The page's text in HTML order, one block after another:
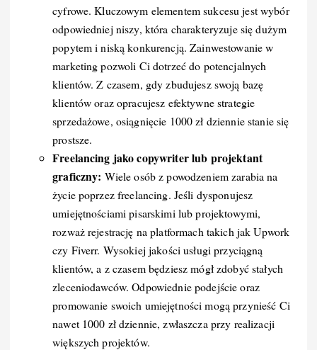
cyfrowe. Kluczowym elementem sukcesu jest wybór
odpowiedniej niszy, która charakteryzuje się dużym
popytem i niską konkurencją. Zainwestowanie w
marketing pozwoli Ci dotrzeć do potencjalnych
klientów. Z czasem, gdy zbudujesz swoją bazę
klientów oraz opracujesz efektywne strategie
sprzedażowe, osiągnięcie 1000 zł dziennie stanie się
prostsze.
Freelancing jako copywriter lub projektant
graficzny: Wiele osób z powodzeniem zarabia na
życie poprzez freelancing. Jeśli dysponujesz
umiejętnościami pisarskimi lub projektowymi,
rozważ rejestrację na platformach takich jak Upwork
czy Fiverr. Wysokiej jakości usługi przyciągną
klientów, a z czasem będziesz mógł zdobyć stałych
zleceniodawców. Odpowiednie podejście oraz
promowanie swoich umiejętności mogą przynieść Ci
nawet 1000 zł dziennie, zwłaszcza przy realizacji
większych projektów.